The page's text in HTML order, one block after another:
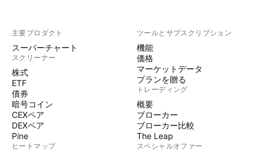
主要プロダクト
スーパーチャート
スクリーナー
株式
ETF
債券
暗号コイン
CEXペア
DEXペア
Pine
ヒートマップ
ツールとサブスクリプション
機能
価格
マーケットデータ
プランを贈る
トレーディング
概要
ブローカー
ブローカー比較
The Leap
スペシャルオファー